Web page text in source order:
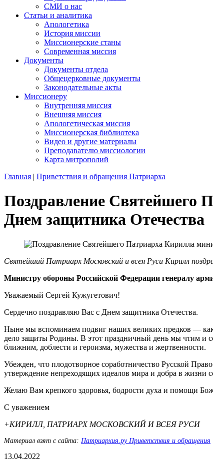
СМИ о нас
Статьи и аналитика
Апологетика
История миссии
Миссионерские станы
Современная миссия
Документы
Документы отдела
Общецерковные документы
Законодательные акты
Миссионеру
Внутренняя миссия
Внешняя миссия
Апологетическая миссия
Миссионерская библиотека
Видео и другие материалы
Преподавателю миссиологии
Карта митрополий
Главная | Приветствия и обращения Патриарха
Поздравление Святейшего
Днем защитника Отечества
Святейший Патриарх Московский и всея Руси Кирилл
Министру обороны Российской Федерации генералу
Уважаемый Сергей Кужугетович!
Сердечно поздравляю Вас с Днем защитника Отечества.
Ныне мы вспоминаем подвиг наших великих предков —
дело защиты Родины. В этот праздничный день мы чтим и
ближним, доблести и героизма, мужества и жертвенности.
Убежден, что плодотворное соработничество Русской
утверждение непреходящих идеалов мира и добра в жизни
Желаю Вам крепкого здоровья, бодрости духа и помощи
С уважением
+КИРИЛЛ, ПАТРИАРХ МОСКОВСКИЙ И ВСЕЯ РУСИ
Материал взят с сайта: Патриархия.ру Приветствия и обращения
13.04.2022